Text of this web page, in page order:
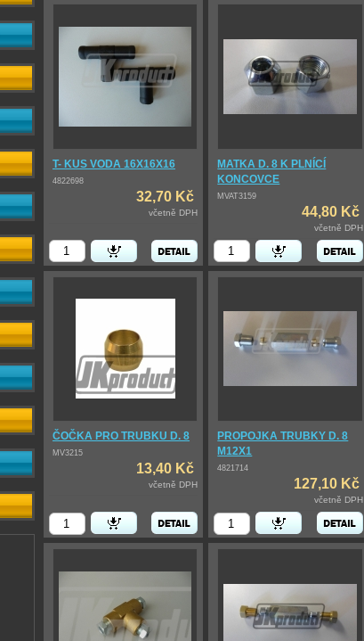
T- KUS VODA 16X16X16
4822698
32,70 Kč
včetně DPH
MATKA D. 8 K PLNÍCÍ
KONCOVCE
MVAT3159
44,80 Kč
včetně DPH
ČOČKA PRO TRUBKU D. 8
MV3215
13,40 Kč
včetně DPH
PROPOJKA TRUBKY D. 8
M12X1
4821714
127,10 Kč
včetně DPH